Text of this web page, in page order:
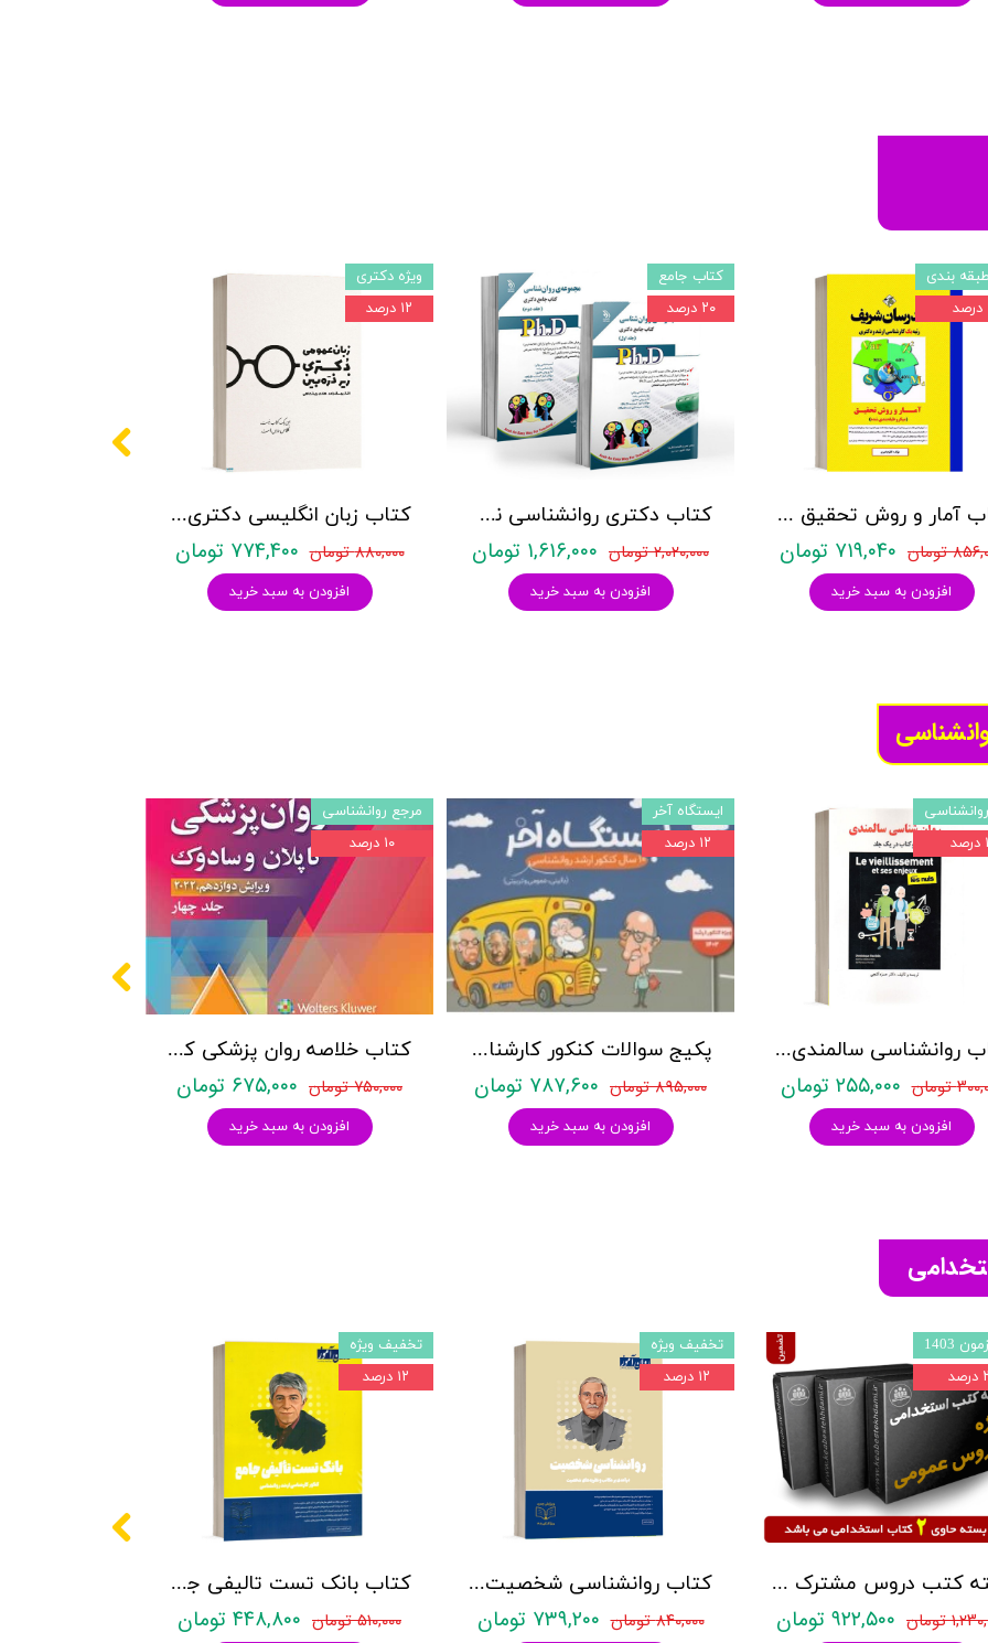
کتاب زبان انگلیسی دکتری زیر ذره بین هادی جهانشاهی
۸۸۰,۰۰۰ تومان ۷۷۴,۴۰۰ تومان
افزودن به سبد خرید
ویژه دکتری
۱۲ درصد
کتاب دکتری روانشناسی نشر آراه - دو جلدی
۲,۰۲۰,۰۰۰ تومان ۱,۶۱۶,۰۰۰ تومان
افزودن به سبد خرید
کتاب جامع
۲۰ درصد
کتاب آمار و روش تحقیق مدرسان شریف
تومان ۷۱۹,۰۴۰ تومان
افزودن به سبد خرید
بندی
کتاب خلاصه روان پزشکی کاپلان و سادوک ویراست دوازدهم 2022 - جلد4- بنجامین جیمز سادوک ، ویرجینیا آلکوت سادوک ، پدرو روئیز - نشر ارجمند
۷۵۰,۰۰۰ تومان ۶۷۵,۰۰۰ تومان
افزودن به سبد خرید
مرجع روانشناسی
۱۰ درصد
پکیج سوالات کنکور کارشناسی ارشد روانشناسی (بالینی، عمومی و تربیتی) با پاسخنامه تشریحی روان آموز
۸۹۵,۰۰۰ تومان ۷۸۷,۶۰۰ تومان
افزودن به سبد خرید
ایستگاه آخر
۱۲ درصد
کتاب روانشناسی سالمندی - (2 كتاب در 1 جلد) - حمزه گنجی - نشر ساوالان
تومان ۲۵۵,۰۰۰ تومان
افزودن به سبد خرید
کتاب بانک تست تالیفی جامع روان آموز
۵۱۰,۰۰۰ تومان ۴۴۸,۸۰۰ تومان
تخفیف ویژه
۱۲ درصد
کتاب روانشناسی شخصیت نشر روان آموز زهرا ساعدی
۸۴۰,۰۰۰ تومان ۷۳۹,۲۰۰ تومان
تخفیف ویژه
۱۲ درصد
بسته کتب دروس مشترک عمومی اختصاصی آزمون استخدامی آموزش و پرورش نشر چهارخونه
تومان ۹۲۲,۵۰۰ تومان
1403